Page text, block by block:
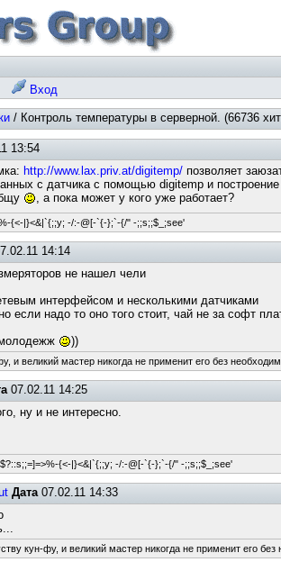
Вход
/ Контроль температуры в серверной. (66736
13:54
http://www.lax.priv.at/digitemp/ позволяет
с датчика с помощью digitemp и
, а пока может у кого уже работает?
{<-|}<&|`{;;y; -/:-@[-`{-};`-{/" -;;s;;$_;see'
14:14
не нашел чели
интерфейсом и несколькими датчиками
если надо то оно того стоит, чай не за софт
))
и великий мастер никогда не применит его без
07.02.11 14:25
ну и не интересно.
{<-|}<&|`{;;y; -/:-@[-`{-};`-{/" -;;s;;$_;see'
Дата07.02.11 14:33
кун-фу, и великий мастер никогда не применит его без